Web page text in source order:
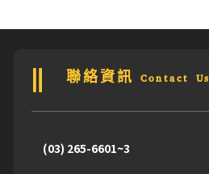
聯絡資訊 Contact Us
(03) 265-6601~3